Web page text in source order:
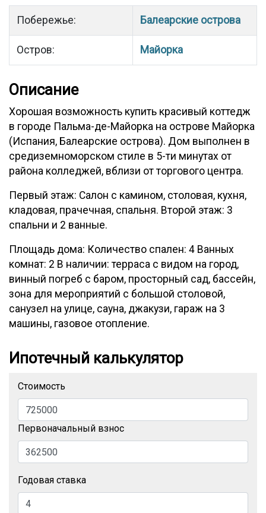
Побережье: Балеарские острова
Остров: Майорка
Описание
Хорошая возможность купить красивый коттедж
в городе Пальма-де-Майорка на острове Майорка
(Испания, Балеарские острова). Дом выполнен в
средиземноморском стиле в 5-ти минутах от
района колледжей, вблизи от торгового центра.
Первый этаж: Салон с камином, столовая, кухня,
кладовая, прачечная, спальня. Второй этаж: 3
спальни и 2 ванные.
Площадь дома: Количество спален: 4 Ванных
комнат: 2 В наличии: терраса с видом на город,
винный погреб с баром, просторный сад, бассейн,
зона для мероприятий с большой столовой,
санузел на улице, сауна, джакузи, гараж на 3
машины, газовое отопление.
Ипотечный калькулятор
Стоимость
Первоначальный взнос
Годовая ставка